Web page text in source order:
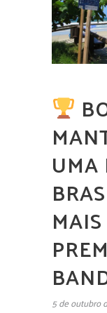
UMA
5 de outubro